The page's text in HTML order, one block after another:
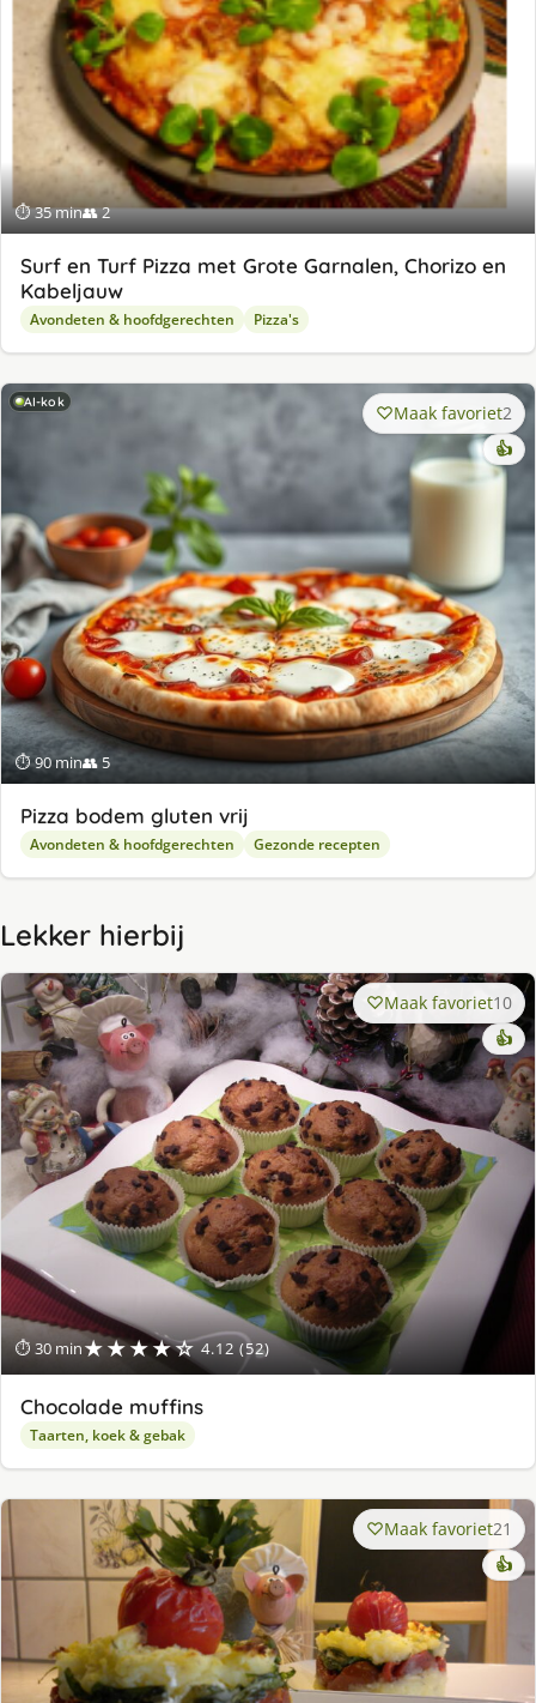
⏱ 35 min👥 2
Surf en Turf Pizza met Grote Garnalen, Chorizo en
Kabeljauw
Avondeten & hoofdgerechten Pizza's
AI-kok
⏱ 90 min👥 5
Maak favoriet2
👍
Pizza bodem gluten vrij
Avondeten & hoofdgerechten Gezonde recepten
Lekker hierbij
⏱ 30 min★★★★☆ 4.12 (52)
Maak favoriet10
👍
Chocolade muffins
Taarten, koek & gebak
Maak favoriet21
👍